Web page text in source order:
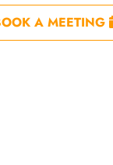
BOOK A MEETING